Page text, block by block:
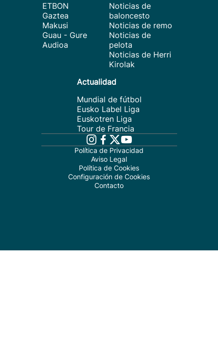
ETBON
Gaztea
Makusi
Guau - Gure
Audioa
Noticias de
baloncesto
Noticias de remo
Noticias de
pelota
Noticias de Herri
Kirolak
Actualidad
Mundial de fútbol
Eusko Label Liga
Euskotren Liga
Tour de Francia
Política de Privacidad
Aviso Legal
Política de Cookies
Configuración de Cookies
Contacto